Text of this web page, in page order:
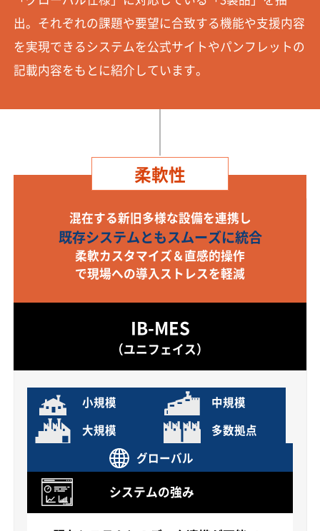
出。それぞれの課題や要望に合致する機能や支援内容
を実現できるシステムを公式サイトやパンフレットの
記載内容をもとに紹介しています。
柔軟性
混在する新旧多様な設備を連携し
既存システムともスムーズに統合
柔軟カスタマイズ＆直感的操作
で現場への導入ストレスを軽減
IB-MES
（ユニフェイス）
小規模
中規模
大規模
多数拠点
グローバル
システムの強み